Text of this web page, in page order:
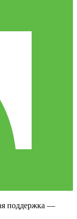
поддержка —